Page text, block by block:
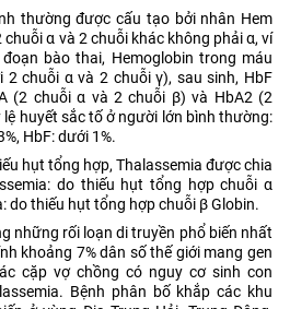
thường được cấu tạo bởi nhân Hem
chuỗi α và 2 chuỗi khác không phải α, ví
bào thai, Hemoglobin trong máu
chuỗi α và 2 chuỗi γ), sau sinh, HbF
(2 chuỗi α và 2 chuỗi β) và HbA2 (2
lệ huyết sắc tố ở người lớn bình thường:
HbF: dưới 1%.
hụt tổng hợp, Thalassemia được chia
do thiếu hụt tổng hợp chuỗi α
do thiếu hụt tổng hợp chuỗi β Globin.
những rối loạn di truyền phổ biến nhất
khoảng 7% dân số thế giới mang gen
cặp vợ chồng có nguy cơ sinh con
Bệnh phân bố khắp các khu